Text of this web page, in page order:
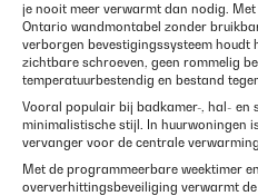
je nooit meer verwarmt dan nodig.
Ontario wandmontabel zonder
verborgen bevestigingssysteem houdt
zichtbare schroeven, geen rommelig
temperatuurbestendig en bestand
Vooral populair bij badkamer-, hal- en
minimalistische stijl. In huurwoningen
vervanger voor de centrale
Met de programmeerbare weektimer
oververhittingsbeveiliging verwarmt